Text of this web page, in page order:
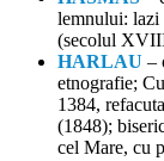
lemnului: lazi
(secolul
HARLAU –
etnografie;
1384,
(1848);
cel Mare, cu